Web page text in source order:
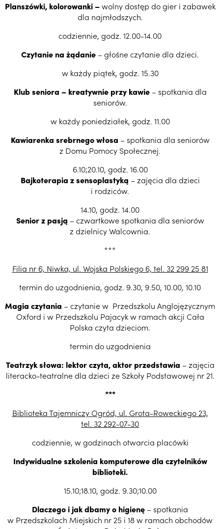
Planszówki, kolorowanki –wolny dostęp do gier i zabawek
dla najmłodszych.
codziennie, godz. 12.00-14.00
Czytanie na żądanie – głośne czytanie dla dzieci.
w każdy piątek, godz. 15.30
Klub seniora – kreatywnie przy kawie– spotkania dla
seniorów.
w każdy poniedziałek, godz. 11.00
Kawiarenka srebrnego włosa – spotkania dla seniorów
z Domu Pomocy Społecznej.
6.10;20.10, godz. 16.00
Bajkoterapia z sensoplastyką – zajęcia dla dzieci
i rodziców.
14.10, godz. 14.00
Senior z pasją – czwartkowe spotkania dla seniorów
z dzielnicy Walcownia.
***
Filia nr 6, Niwka, ul. Wojska Polskiego 6, tel. 32 299 25 81
termin do uzgodnienia, godz. 9.30, 9.50, 10.00, 10.10
Magia czytania – czytanie w Przedszkolu Anglojęzycznym
Oxford i w Przedszkolu Pajacyk w ramach akcji Cała
Polska czyta dzieciom.
termin do uzgodnienia
Teatrzyk słowa: lektor czyta, aktor przedstawia – zajęcia
literacko-teatralne dla dzieci ze Szkoły Podstawowej nr 21.
***
Biblioteka Tajemniczy Ogród, ul. Grota-Roweckiego 23,
tel. 32 292-07-30
codziennie, w godzinach otwarcia placówki
Indywidualne szkolenia komputerowe dla czytelników
biblioteki.
15.10;18.10, godz. 9.30;10.00
Dlaczego i jak dbamy o higienę – spotkania
w Przedszkolach Miejskich nr 25 i 18 w ramach obchodów